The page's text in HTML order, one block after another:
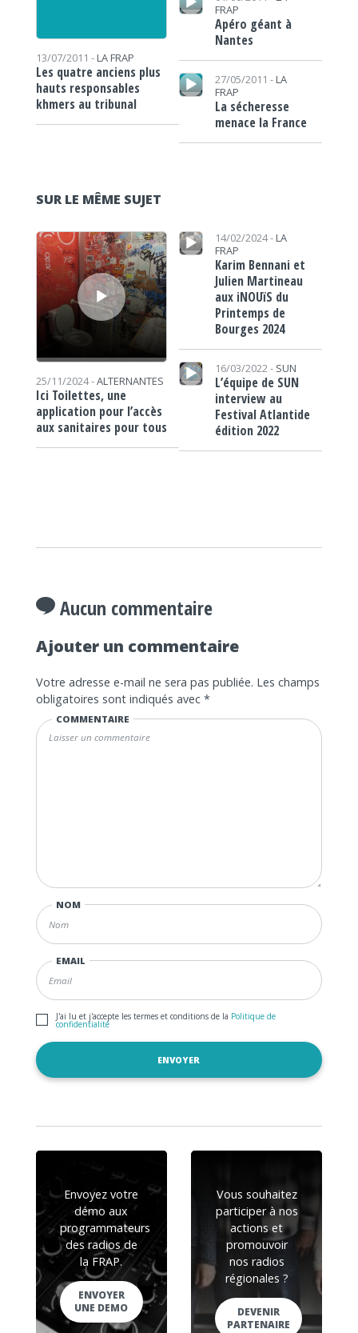
13/07/2011 - LA FRAP
Les quatre anciens plus
hauts responsables
khmers au tribunal
FRAP
Apéro géant à
Nantes
Lecteur audio
27/05/2011 - LA
FRAP
La sécheresse
menace la France
SUR LE MÊME SUJET
Lecteur audio
25/11/2024 -ALTERNANTES
Ici Toilettes, une
application pour l’accès
aux sanitaires pour tous
Lecteur audio 14/02/2024 - LA
FRAP
Karim Bennani et
Julien Martineau
aux iNOUïS du
Printemps de
Bourges 2024
Lecteur audio
16/03/2022 - SUN
L’équipe de SUN
interview au
Festival Atlantide
édition 2022
Aucun commentaire
Ajouter un commentaire
Votre adresse e-mail ne sera pas publiée. Les champs
obligatoires sont indiqués avec *
COMMENTAIRE
NOM
EMAIL
J'ai lu et j'accepte les termes et conditions de la Politique de
confidentialité
Envoyez votre
démo aux
programmateurs
des radios de
la FRAP.
ENVOYER
UNE DEMO
Vous souhaitez
participer à nos
actions et
promouvoir
nos radios
régionales ?
DEVENIR
PARTENAIRE